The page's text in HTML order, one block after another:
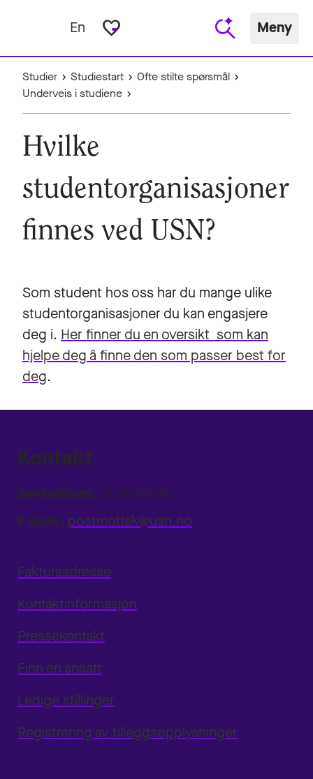
En favorite_border Meny
Studier Studiestart
Ofte stilte spørsmål
Underveis i studiene
Hvilke
studentorganisasjoner
finnes ved USN?
Som student hos oss har du mange ulike
studentorganisasjoner du kan engasjere
deg i. Her finner du en oversikt som kan
hjelpe deg å finne den som passer best for
deg.
Kontakt
Sentralbord: 31 00 80 00
E-post: postmottak@usn.no
Fakturaadresse
Kontaktinformasjon
Pressekontakt
Finn en ansatt
Ledige stillinger
Registrering av tilleggsopplysninger